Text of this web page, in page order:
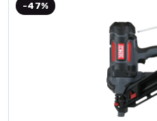
-47%